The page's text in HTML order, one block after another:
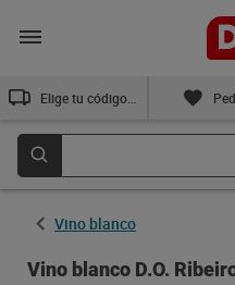
Vino blanco
Vino blanco D.O.